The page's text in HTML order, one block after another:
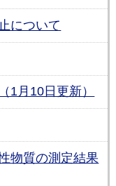
について
1月10日更新）
物質の測定結果